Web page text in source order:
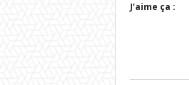
J’aime ça :